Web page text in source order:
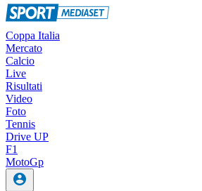
Coppa Italia
Mercato
Calcio
Live
Risultati
Video
Foto
Tennis
Drive UP
F1
MotoGp